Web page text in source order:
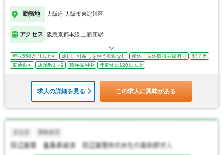
勤務地 大阪府 大阪市東淀川区
アクセス 阪急京都本線 上新庄駅
年収550万円以上可 原則、引越しを伴う転勤なし 産休・育休取得実績有り
駅チカ
車通勤可
店舗数1～9 積極採用中 年間休日120日以上
求人の詳細を見る この求人に興味がある